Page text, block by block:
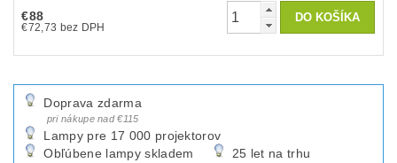
€88
€72,73 bez DPH
Doprava zdarma
pri nákupe nad €115
Lampy pre 17 000 projektorov
Obľúbene lampy skladem
25 let na trhu